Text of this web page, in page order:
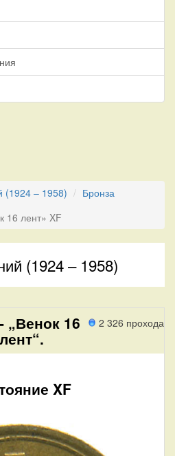
– 1958)
Бронза
16 лент» XF
(1924 – 1958)
2 326 прохода
„Венок 16
лент“.
XF